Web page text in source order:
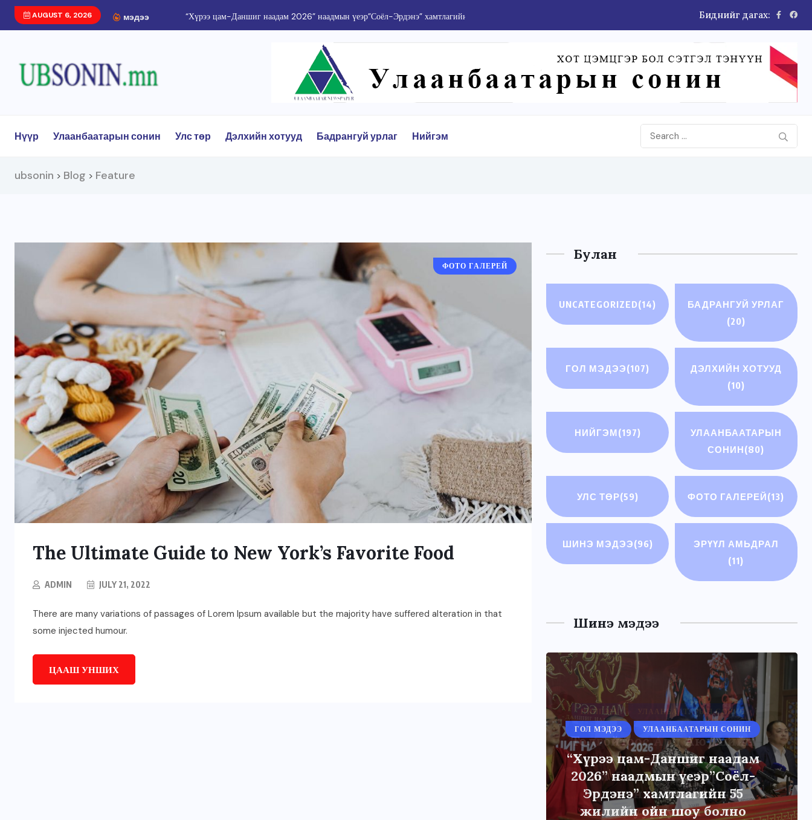
AUGUST 6, 2026 мэдээ “Хүрээ цам-Даншиг наадам 2026” наадмын үеэр”Соёл-Эрдэнэ” хамтлагийн 55... Биднийг дагах:
Нүүр Улаанбаатарын сонин Улс төр Дэлхийн хотууд Бадрангуй урлаг Нийгэм
ubsonin > Blog > Feature
ФОТО ГАЛЕРЕЙ
The Ultimate Guide to New York’s Favorite Food
ADMIN JULY 21, 2022
There are many variations of passages of Lorem Ipsum available but the majority have suffered alteration in that
some injected humour.
ЦААШ УНШИХ
Булан
UNCATEGORIZED(14)
БАДРАНГУЙ УРЛАГ
(20)
ГОЛ МЭДЭЭ(107)
ДЭЛХИЙН ХОТУУД
(10)
НИЙГЭМ(197)
УЛААНБААТАРЫН
СОНИН(80)
УЛС ТӨР(59) ФОТО ГАЛЕРЕЙ(13)
ШИНЭ МЭДЭЭ(96)
ЭРҮҮЛ АМЬДРАЛ
(11)
Шинэ мэдээ
НИЙГЭМ УЛААНБААТАРЫН СОНИН
Толгойтоос Ард Аюушийн
өргөн чөлөө хүртэлх авто
зам Энхтайваны өргөн
чөлөөний ачааллыг
бууруулна